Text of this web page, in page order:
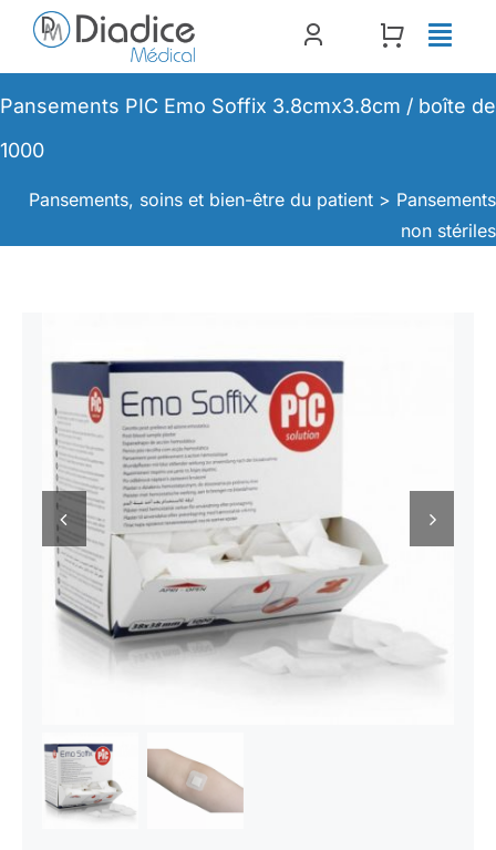
Passer
contenu
Pansements PIC Emo Soffix 3.8cmx3.8cm / boîte de
1000
Pansements, soins et bien-être du patient > Pansements
non stériles